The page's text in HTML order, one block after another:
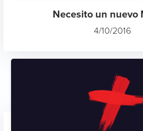
Necesito un nuevo
4/10/2016